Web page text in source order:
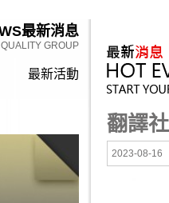
最新消息
GROUP
最新活動
翻譯
2023-08-16